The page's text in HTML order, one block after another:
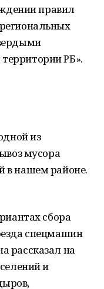
правил
РБ».
из
мусора
в нашем районе.
сбора
спецмашин
рассказал на
и